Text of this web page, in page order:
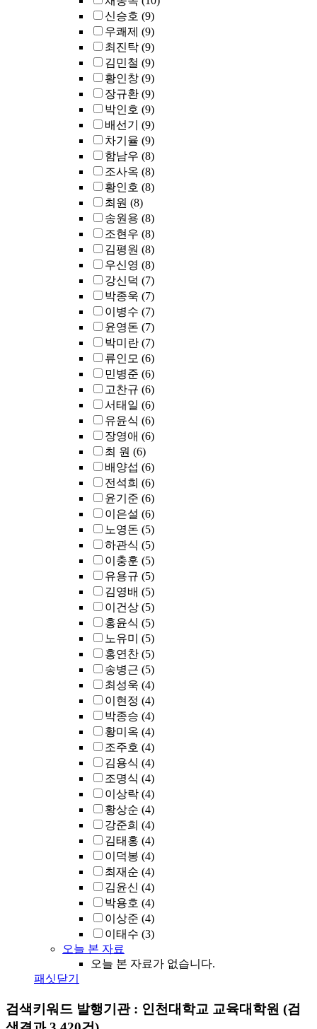
신승호 (9)
우쾌제 (9)
최진탁 (9)
김민철 (9)
황인창 (9)
장규환 (9)
박인호 (9)
배선기
(9)
차기율 (9)
함남우 (8)
조사옥 (8)
황인호 (8)
최원 (8)
송원용 (8)
조현우 (8)
김평원 (8)
우신영 (8)
강신덕 (7)
박종욱 (7)
이병수 (7)
윤영돈 (7)
박미란 (7)
류인모 (6)
민병준 (6)
고찬규 (6)
서태일 (6)
유윤식 (6)
장영애 (6)
최 원 (6)
배양섭 (6)
전석희 (6)
윤기준 (6)
이은설 (6)
노영돈 (5)
하관식 (5)
이충훈 (5)
유용규 (5)
김영배 (5)
이건상 (5)
홍윤식 (5)
노유미
(5)
홍연찬 (5)
송병근 (5)
최성욱 (4)
이현정 (4)
박종승 (4)
황미옥 (4)
조주호 (4)
김용식 (4)
조명식 (4)
이상락 (4)
황상순 (4)
강준희 (4)
김태홍 (4)
이덕봉 (4)
최재순 (4)
김윤신 (4)
박용호 (4)
이상준 (4)
이태수 (3)
오늘 본 자료
오늘 본 자료가 없습니다.
패싯닫기
검색키워드 발행기관 : 인천대학교 교육대학원 (검